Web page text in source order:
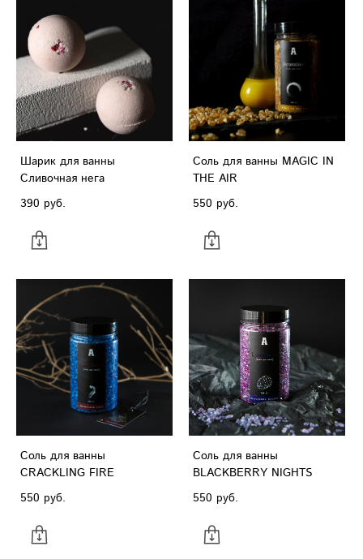
Шарик для ванны
Сливочная нега
390 pуб.
Соль для ванны MAGIC IN
THE AIR
550 pуб.
Соль для ванны
CRACKLING FIRE
550 pуб.
Соль для ванны
BLACKBERRY NIGHTS
550 pуб.